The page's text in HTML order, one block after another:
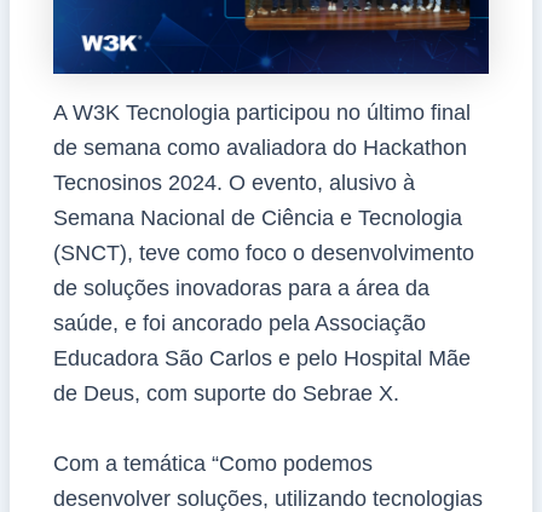
A W3K Tecnologia participou no último final
de semana como avaliadora do Hackathon
Tecnosinos 2024. O evento, alusivo à
Semana Nacional de Ciência e Tecnologia
(SNCT), teve como foco o desenvolvimento
de soluções inovadoras para a área da
saúde, e foi ancorado pela Associação
Educadora São Carlos e pelo Hospital Mãe
de Deus, com suporte do Sebrae X.
Com a temática “Como podemos
desenvolver soluções, utilizando tecnologias